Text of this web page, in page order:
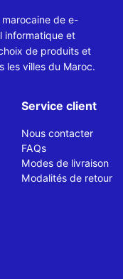
de e-
informatique et
de produits et
les villes du Maroc.
Service client
Nous contacter
FAQs
Modes de livraison
Modalités de retour